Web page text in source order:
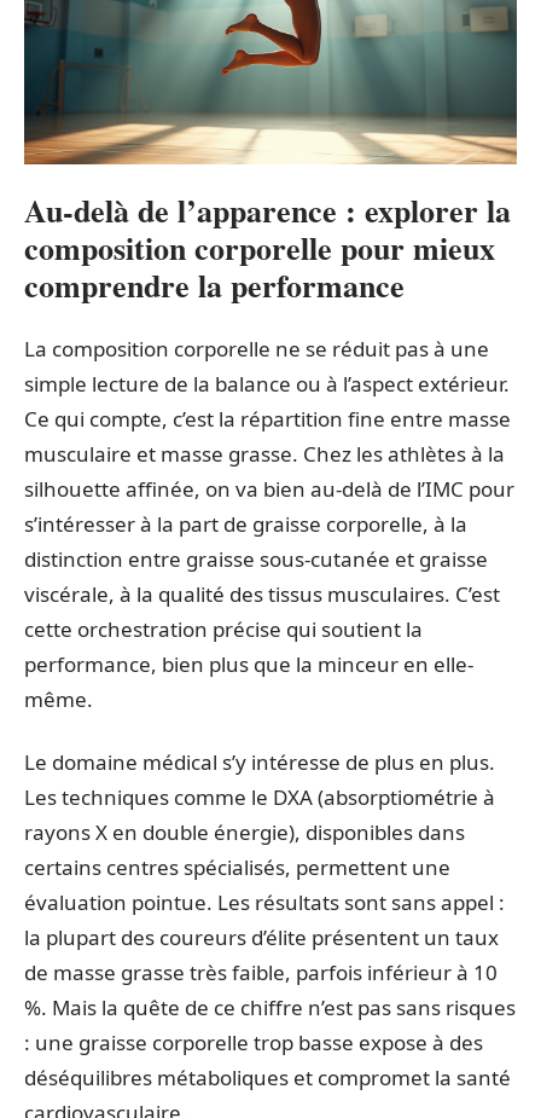
Au-delà de l’apparence : explorer la
composition corporelle pour mieux
comprendre la performance
La composition corporelle ne se réduit pas à une
simple lecture de la balance ou à l’aspect extérieur.
Ce qui compte, c’est la répartition fine entre masse
musculaire et masse grasse. Chez les athlètes à la
silhouette affinée, on va bien au-delà de l’IMC pour
s’intéresser à la part de graisse corporelle, à la
distinction entre graisse sous-cutanée et graisse
viscérale, à la qualité des tissus musculaires. C’est
cette orchestration précise qui soutient la
performance, bien plus que la minceur en elle-
même.
Le domaine médical s’y intéresse de plus en plus.
Les techniques comme le DXA (absorptiométrie à
rayons X en double énergie), disponibles dans
certains centres spécialisés, permettent une
évaluation pointue. Les résultats sont sans appel :
la plupart des coureurs d’élite présentent un taux
de masse grasse très faible, parfois inférieur à 10
%. Mais la quête de ce chiffre n’est pas sans risques
: une graisse corporelle trop basse expose à des
déséquilibres métaboliques et compromet la santé
cardiovasculaire.